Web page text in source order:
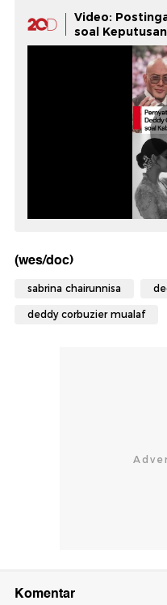
Video:
soal
(wes/doc)
sabrina chairunnisa
deddy corbuzier mualaf
Komentar